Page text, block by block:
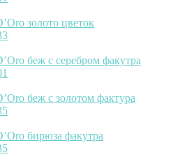
золото цветок
беж с серебром факутра
беж с золотом фактура
бирюза факутра